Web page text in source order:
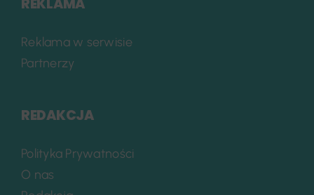
REKLAMA
Reklama w serwisie
Partnerzy
REDAKCJA
Polityka Prywatności
O nas